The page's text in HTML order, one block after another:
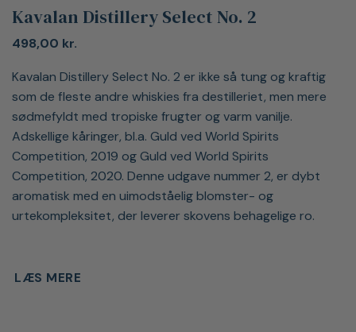
Kavalan Distillery Select No. 2
498,00 kr.
Kavalan Distillery Select No. 2 er ikke så tung og kraftig
som de fleste andre whiskies fra destilleriet, men mere
sødmefyldt med tropiske frugter og varm vanilje.
Adskellige kåringer, bl.a. Guld ved World Spirits
Competition, 2019 og Guld ved World Spirits
Competition, 2020. Denne udgave nummer 2, er dybt
aromatisk med en uimodståelig blomster- og
urtekompleksitet, der leverer skovens behagelige ro.
LÆS MERE